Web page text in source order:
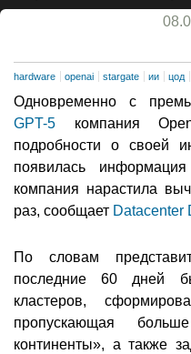
hardware openai stargate ии цод
Одновременно с
GPT-5 компания
подробности о своей
появилась
компания нарастила
раз, сообщает Datacenter
По словам
последние 60 дней
кластеров,
пропускающая
континенты», а также